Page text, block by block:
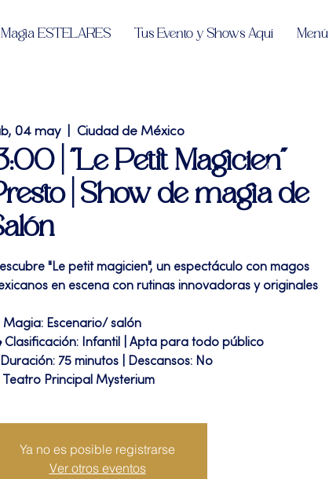
ESTELARES Tus Evento y Shows Aquí Menú
04 may
  |
Ciudad de México
| "Le Petit Magicien"
| Show de magia de
"Le petit magicien", un espectáculo con magos
en escena con rutinas innovadoras y originales
Magia: Escenario/ salón
Clasificación: Infantil | Apta para todo público
Duración: 75 minutos | Descansos: No
Principal Mysterium
Ya no es posible registrarse
Ver otros eventos